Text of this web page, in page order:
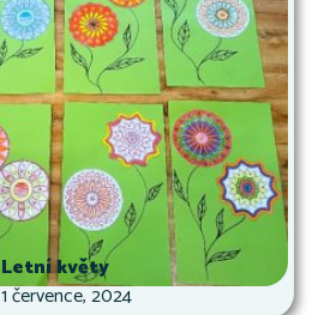
Letní květy
1 července, 2024